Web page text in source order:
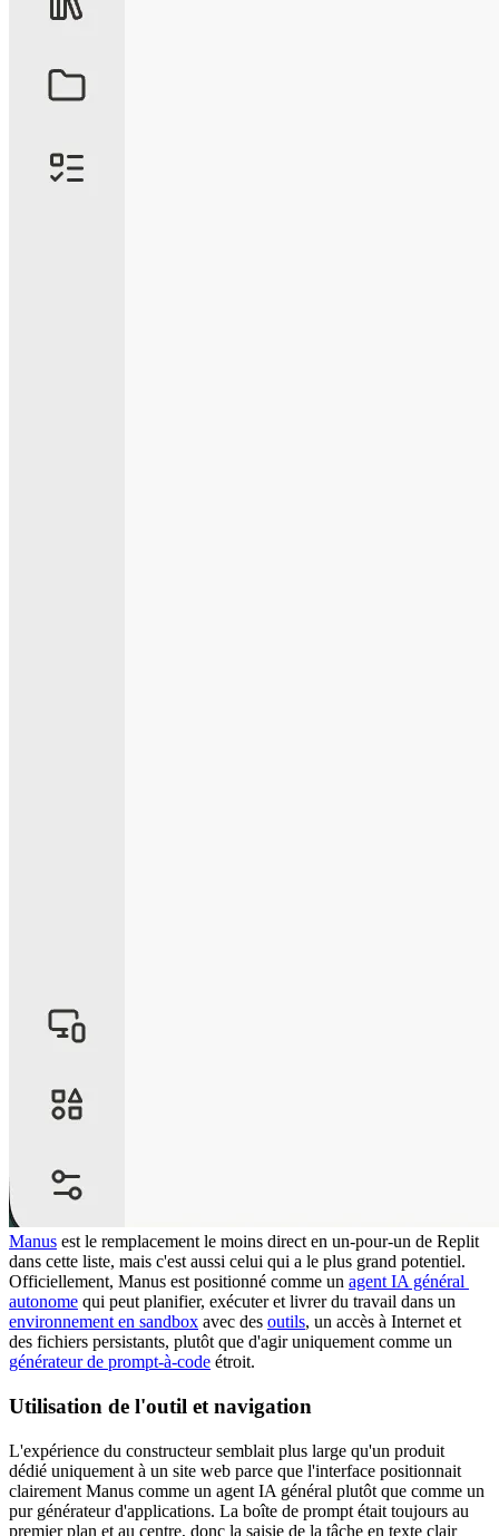
Manus est le remplacement le moins direct en un-pour-un de Replit
dans cette liste, mais c'est aussi celui qui a le plus grand potentiel.
Officiellement, Manus est positionné comme un agent IA général
autonome qui peut planifier, exécuter et livrer du travail dans un
environnement en sandbox avec des outils, un accès à Internet et
des fichiers persistants, plutôt que d'agir uniquement comme un
générateur de prompt-à-code étroit.
Utilisation de l'outil et navigation
L'expérience du constructeur semblait plus large qu'un produit
dédié uniquement à un site web parce que l'interface positionnait
clairement Manus comme un agent IA général plutôt que comme un
pur générateur d'applications. La boîte de prompt était toujours au
premier plan et au centre, donc la saisie de la tâche en texte clair